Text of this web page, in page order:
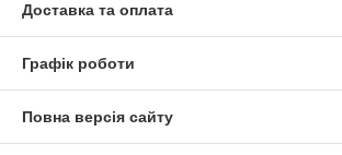
Доставка та оплата
Графік роботи
Повна версія сайту